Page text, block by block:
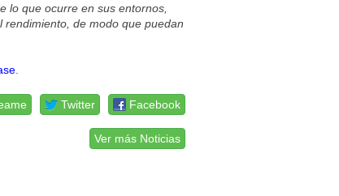
lo que ocurre en sus entornos,
de modo que puedan
Facebook
Twitter
Ver más Noticias